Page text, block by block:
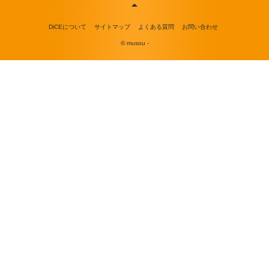
DiCEについて サイトマップ よくある質問 お問い合わせ
© musou -